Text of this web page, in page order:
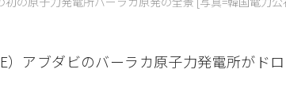
）アブダビのバーラカ原子力発電所がド